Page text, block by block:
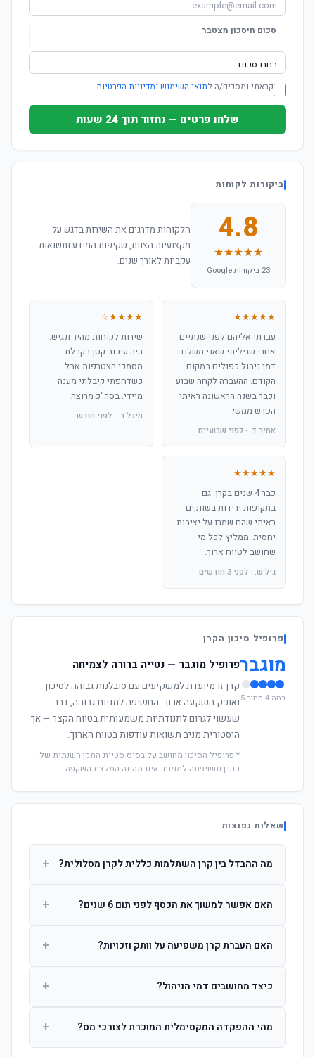
סכום חיסכון מצטבר
קראתי ומסכים/ה לתנאי השימוש ומדיניות הפרטיות
שלחו פרטים — נחזור תוך 24 שעות
ביקורות לקוחות
4.8
★★★★★
23 ביקורות Google
הלקוחות מדרגים את השירות בדגש על
מקצועיות הצוות, שקיפות המידע ותשואות
עקביות לאורך שנים.
★★★★★
עברתי אליהם לפני שנתיים
אחרי שגיליתי שאני משלם
דמי ניהול כפולים במקום
הקודם. ההעברה לקחה שבוע
וכבר בשנה הראשונה ראיתי
הפרש ממשי.
אמיר ד. · לפני שבועיים
★★★★☆
שירות לקוחות מהיר ונגיש.
היה עיכוב קטן בקבלת
מסמכי הצטרפות אבל
כשדחפתי קיבלתי מענה
מיידי. בסה"כ מרוצה.
מיכל ר. · לפני חודש
★★★★★
כבר 4 שנים בקרן. גם
בתקופות ירידות בשווקים
ראיתי שהם שמרו על יציבות
יחסית. ממליץ לכל מי
שחושב לטווח ארוך.
גיל ש. · לפני 3 חודשים
פרופיל סיכון הקרן
מוגבר
רמה 4 מתוך 5
פרופיל מוגבר — נטייה ברורה לצמיחה
קרן זו מיועדת למשקיעים עם סובלנות גבוהה לסיכון
ואופק השקעה ארוך. החשיפה למניות גבוהה, דבר
שעשוי לגרום לתנודתיות משמעותית בטווח הקצר — אך
היסטורית מניב תשואות עודפות בטווח הארוך.
* פרופיל הסיכון מחושב על בסיס סטיית התקן השנתית של
הקרן וחשיפתה למניות. אינו מהווה המלצת השקעה.
שאלות נפוצות
מה ההבדל בין קרן השתלמות כללית לקרן מסלולית? +
ההשקעות. קרן מסלולית עוקבת אחרי מדד ספציפי ומאפשרת
האם אפשר למשוך את הכסף לפני תום 6 שנים? +
הרווחים. לאחר 6 שנים ניתן למשוך פטור ממס עד לתקרה
האם העברת קרן משפיעה על וותק וזכויות? +
החברות. הוותק ממשיך להיספר מיום ההפקדה הראשונה.
כיצד מחושבים דמי הניהול? +
ומתן על שיעורם בעת הצטרפות.
מהי ההפקדה המקסימלית המוכרת לצורכי מס? +